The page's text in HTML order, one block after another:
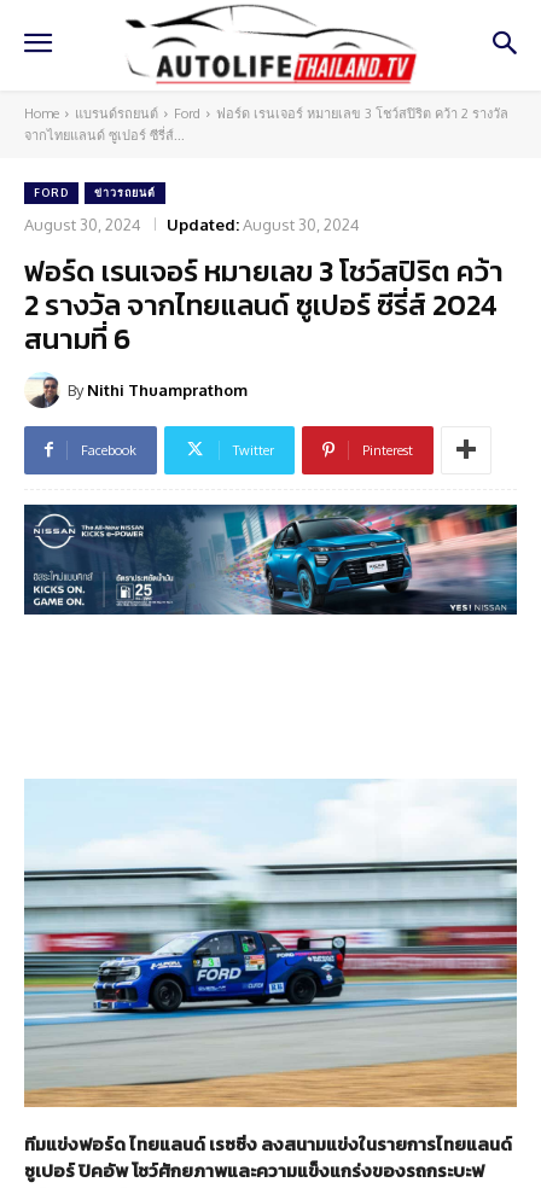
Home แบรนด์รถยนต์ Ford
ฟอร์ด เรนเจอร์ หมายเลข 3 โชว์สปิริต คว้า 2 รางวัล
จากไทยแลนด์ ซูเปอร์ ซีรี่ส์...
FORD ข่าวรถยนต์
August 30, 2024 Updated:August 30, 2024
ฟอร์ด เรนเจอร์ หมายเลข 3 โชว์สปิริต คว้า
2 รางวัล จากไทยแลนด์ ซูเปอร์ ซีรี่ส์ 2024
สนามที่ 6
By Nithi Thuamprathom
Facebook Twitter Pinterest
ทีมแข่งฟอร์ด ไทยแลนด์ เรซซิ่ง ลงสนามแข่งในรายการไทยแลนด์
ซูเปอร์ ปิคอัพ โชว์ศักยภาพและความแข็งแกร่งของรถกระบะฟ